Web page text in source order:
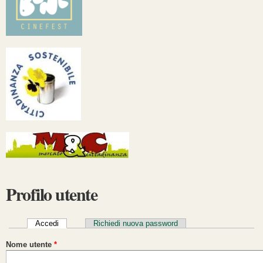
Profilo utente
Schede primarie
Accedi (scheda attiva)Richiedi nuova password
Nome utente *